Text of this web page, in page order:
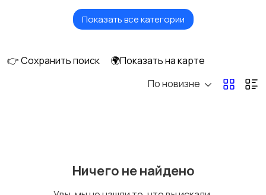
Спецтехника Автобусы и грузовики
Водный транспорт
Показать все категории
👉 Сохранить поиск
🌍Показать на карте
По новизне
Ничего не найдено